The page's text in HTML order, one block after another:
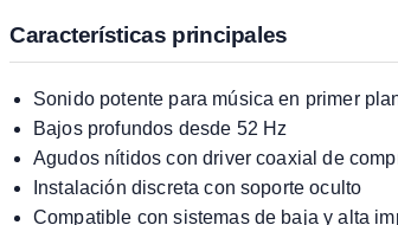
Características principales
Sonido potente para música en primer
Bajos profundos desde 52 Hz
Agudos nítidos con driver coaxial de
Instalación discreta con soporte oculto
Compatible con sistemas de baja y alta